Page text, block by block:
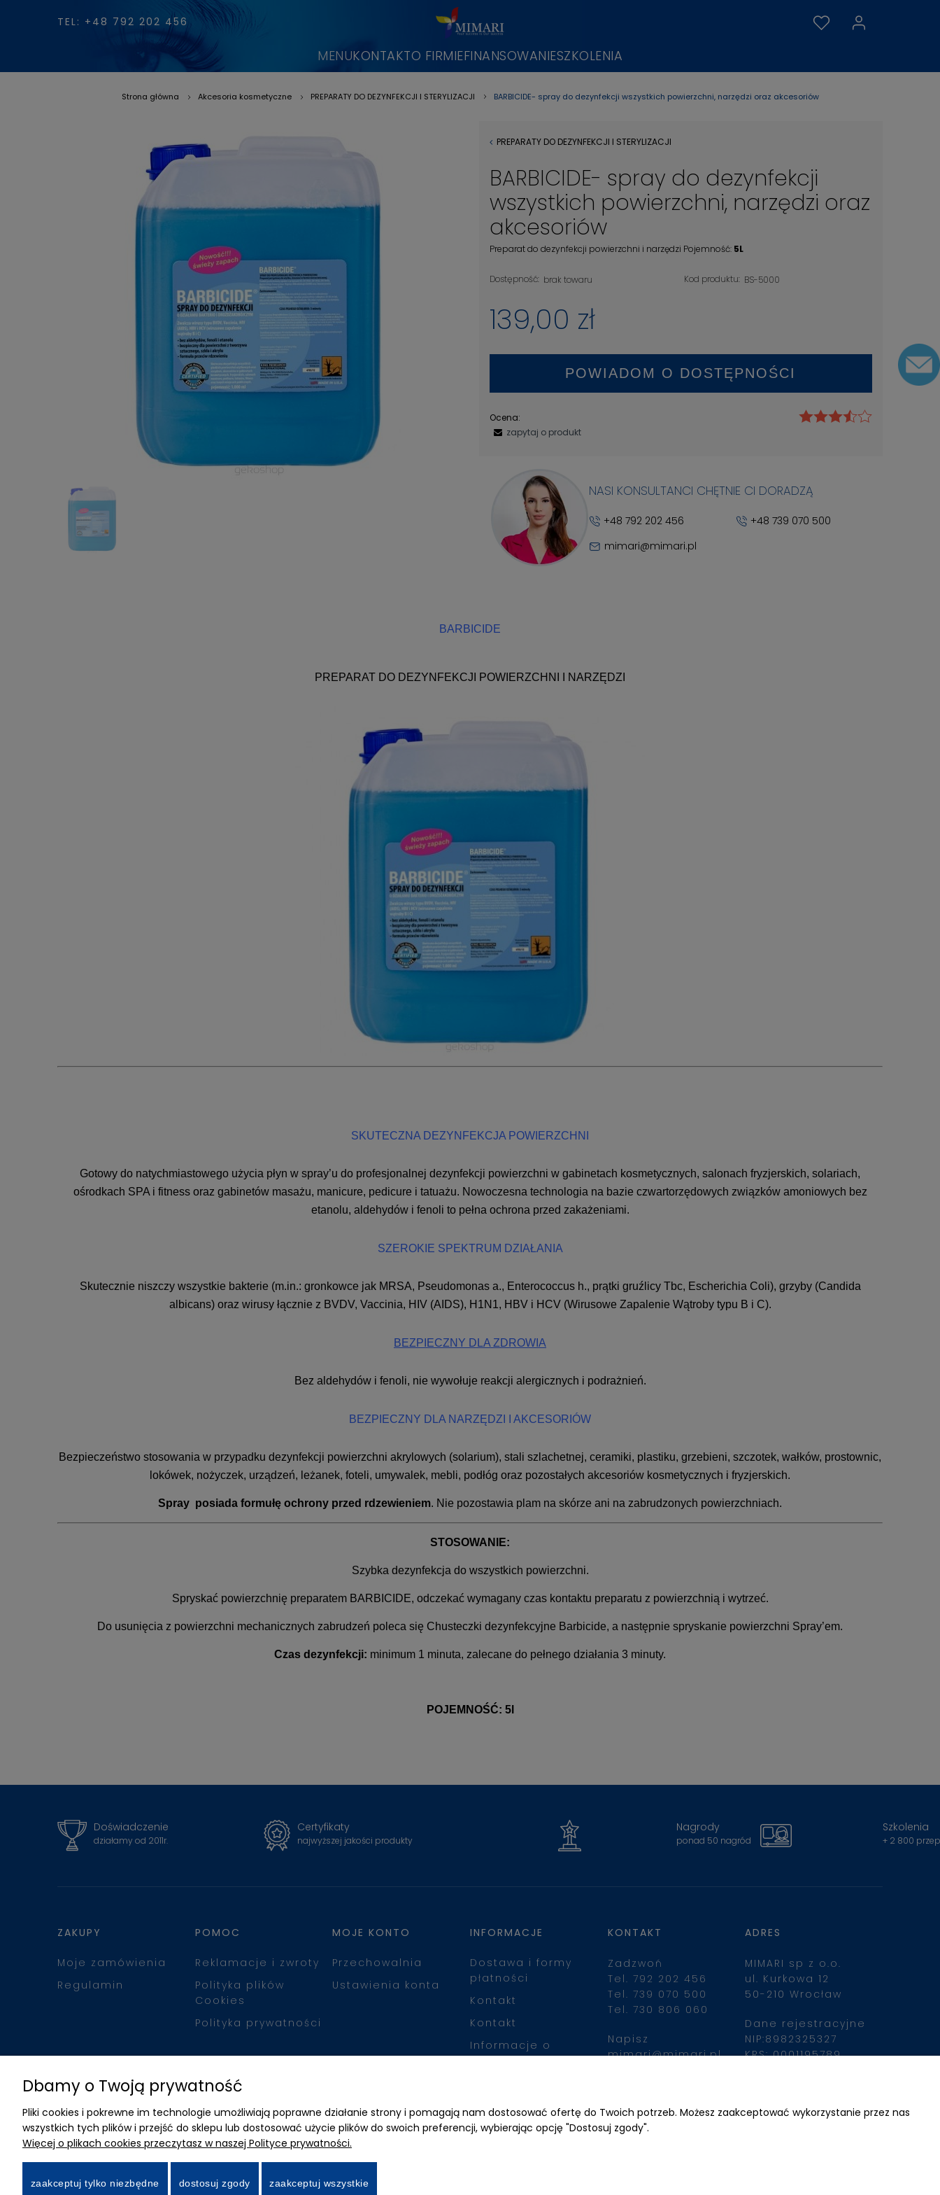
TEL: +48 792 202 456
MENUKONTAKTO FIRMIEFINANSOWANIESZKOLENIA
Strona główna Akcesoria kosmetyczne PREPARATY DO DEZYNFEKCJI I STERYLIZACJI BARBICIDE- spray do dezynfekcji wszystkich powierzchni, narzędzi oraz akcesoriów
PREPARATY DO DEZYNFEKCJI I STERYLIZACJI
BARBICIDE- spray do dezynfekcji
wszystkich powierzchni, narzędzi oraz
akcesoriów
Preparat do dezynfekcji powierzchni i narzędzi Pojemność: 5L
Dostępność: brak towaru Kod produktu: BS-5000
139,00 zł
POWIADOM O DOSTĘPNOŚCI
Ocena:
zapytaj o produkt
NASI KONSULTANCI CHĘTNIE CI DORADZĄ
+48 792 202 456
+48 739 070 500
mimari@mimari.pl
BARBICIDE
PREPARAT DO DEZYNFEKCJI POWIERZCHNI I NARZĘDZI
SKUTECZNA DEZYNFEKCJA POWIERZCHNI
Gotowy do natychmiastowego użycia płyn w spray’u do profesjonalnej dezynfekcji powierzchni w gabinetach kosmetycznych, salonach fryzjerskich, solariach,
ośrodkach SPA i fitness oraz gabinetów masażu, manicure, pedicure i tatuażu. Nowoczesna technologia na bazie czwartorzędowych związków amoniowych bez
etanolu, aldehydów i fenoli to pełna ochrona przed zakażeniami.
SZEROKIE SPEKTRUM DZIAŁANIA
Skutecznie niszczy wszystkie bakterie (m.in.: gronkowce jak MRSA, Pseudomonas a., Enterococcus h., prątki gruźlicy Tbc, Escherichia Coli), grzyby (Candida
albicans) oraz wirusy łącznie z BVDV, Vaccinia, HIV (AIDS), H1N1, HBV i HCV (Wirusowe Zapalenie Wątroby typu B i C).
BEZPIECZNY DLA ZDROWIA
Bez aldehydów i fenoli, nie wywołuje reakcji alergicznych i podrażnień.
BEZPIECZNY DLA NARZĘDZI I AKCESORIÓW
Bezpieczeństwo stosowania w przypadku dezynfekcji powierzchni akrylowych (solarium), stali szlachetnej, ceramiki, plastiku, grzebieni, szczotek, wałków, prostownic,
lokówek, nożyczek, urządzeń, leżanek, foteli, umywalek, mebli, podłóg oraz pozostałych akcesoriów kosmetycznych i fryzjerskich.
Spray posiada formułę ochrony przed rdzewieniem. Nie pozostawia plam na skórze ani na zabrudzonych powierzchniach.
STOSOWANIE:
Szybka dezynfekcja do wszystkich powierzchni.
Spryskać powierzchnię preparatem BARBICIDE, odczekać wymagany czas kontaktu preparatu z powierzchnią i wytrzeć.
Do usunięcia z powierzchni mechanicznych zabrudzeń poleca się Chusteczki dezynfekcyjne Barbicide, a następnie spryskanie powierzchni Spray’em.
Czas dezynfekcji: minimum 1 minuta, zalecane do pełnego działania 3 minuty.
POJEMNOŚĆ: 5l
Doświadczenie
działamy od 2011r.
Certyfikaty
najwyższej jakości produkty
Nagrody
ponad 50 nagród
Szkolenia
+ 2 800
ZAKUPY
Moje zamówienia
Regulamin
POMOC
Reklamacje i zwroty
Polityka plików
Cookies
Polityka prywatności
MOJE KONTO
Przechowalnia
Ustawienia konta
INFORMACJE
Dostawa i formy
płatności
Kontakt
Kontakt
Informacje o
KONTAKT
Zadzwoń
Tel. 792 202 456
Tel. 739 070 500
Tel. 730 806 060
Napisz
mimari@mimari.pl
ADRES
MIMARI sp z o.o.
ul. Kurkowa 12
50-210 Wrocław
Dane rejestracyjne
NIP:8982325327
KRS: 0001195789
Dbamy o Twoją prywatność
Pliki cookies i pokrewne im technologie umożliwiają poprawne działanie strony i pomagają nam dostosować ofertę do Twoich potrzeb. Możesz zaakceptować wykorzystanie przez nas
wszystkich tych plików i przejść do sklepu lub dostosować użycie plików do swoich preferencji, wybierając opcję "Dostosuj zgody".
Więcej o plikach cookies przeczytasz w naszej Polityce prywatności.
zaakceptuj tylko niezbędne dostosuj zgody zaakceptuj wszystkie